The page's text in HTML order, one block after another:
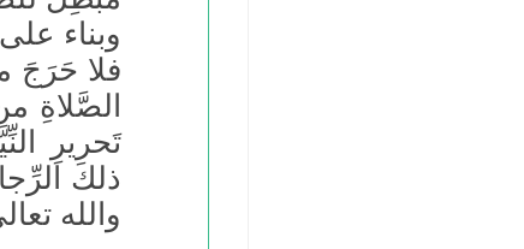
وبناء
فلا حَرَجَ
الصَّلاةِ
تَحريرِ
ذلكَ
والله